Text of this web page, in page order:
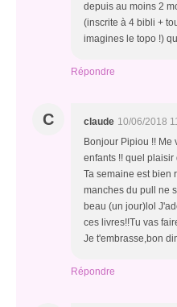
depuis au moins 2
(inscrite à 4 bibli +
imagines le topo !)
Répondre
C claude 10/06/2018
Bonjour Pipiou !! Me
enfants !! quel plaisir
Ta semaine est bien
manches du pull ne
beau (un jour)lol
ces livres!!Tu vas
Je t'embrasse,bon
Répondre